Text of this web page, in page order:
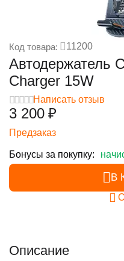
Код товара: 11200
Автодержатель
Charger 15W
Написать отзыв
3 200 ₽
Предзаказ
Бонусы за покупку:
В
Описание